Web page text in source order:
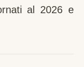
al 2026 e